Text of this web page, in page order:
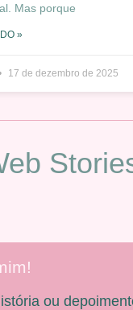
Mas porque
»
17 de dezembro de 2025
ou